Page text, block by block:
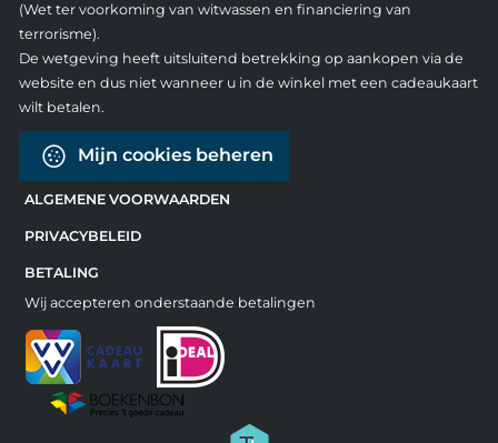
(Wet ter voorkoming van witwassen en financiering van
terrorisme).
De wetgeving heeft uitsluitend betrekking op aankopen via de
website en dus niet wanneer u in de winkel met een cadeaukaart
wilt betalen.
Mijn cookies beheren
ALGEMENE VOORWAARDEN
PRIVACYBELEID
BETALING
Wij accepteren onderstaande betalingen